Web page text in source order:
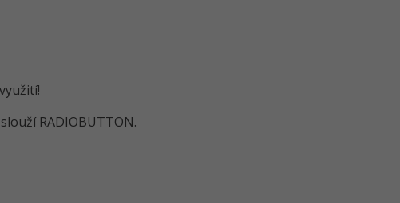
RADIOBUTTON.